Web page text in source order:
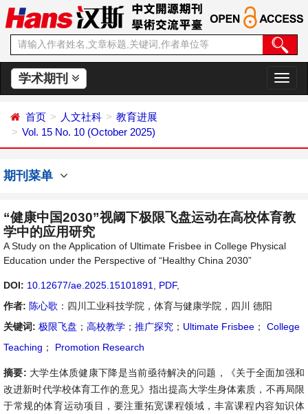
学术期刊
切
换
首页 人文社科
教育进展
Vol. 15 No. 10 (October 2025)
期刊菜单
“健康中国2030”视阈下极限飞盘运动在高校体育教
学中的应用研究
A Study on the Application of Ultimate Frisbee in College Physical
Education under the Perspective of “Healthy China 2030”
DOI: 10.12677/ae.2025.15101891 PDF,
作者: 陈心歌 ：四川工业科技学院，体育与健康学院，四川 德阳
关键词: 极限飞盘 ； 高校教学 ； 推广探究 ； Ultimate Frisbee ；
College
Teaching ； Promotion Research
摘要: 大学生体质健康下降是当前亟待解决的问题，《关于全面加强和
改进新时代学校体育工作的意见》指出提高大学生身体素质，不再局限
于常规的体育运动项目，要注重拓宽课程领域，丰富课程内容知识体